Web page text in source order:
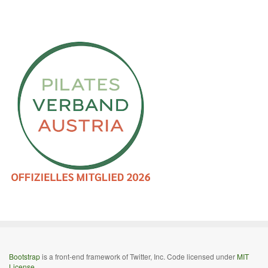
Bootstrapis a front-end framework of Twitter, Inc. Code licensed underMIT